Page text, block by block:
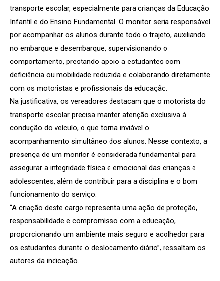
transporte escolar, especialmente para crianças da Educação
Infantil e do Ensino Fundamental. O monitor seria responsável
por acompanhar os alunos durante todo o trajeto, auxiliando
no embarque e desembarque, supervisionando o
comportamento, prestando apoio a estudantes com
deficiência ou mobilidade reduzida e colaborando diretamente
com os motoristas e profissionais da educação.
Na justificativa, os vereadores destacam que o motorista do
transporte escolar precisa manter atenção exclusiva à
condução do veículo, o que torna inviável o
acompanhamento simultâneo dos alunos. Nesse contexto, a
presença de um monitor é considerada fundamental para
assegurar a integridade física e emocional das crianças e
adolescentes, além de contribuir para a disciplina e o bom
funcionamento do serviço.
“A criação deste cargo representa uma ação de proteção,
responsabilidade e compromisso com a educação,
proporcionando um ambiente mais seguro e acolhedor para
os estudantes durante o deslocamento diário”, ressaltam os
autores da indicação.